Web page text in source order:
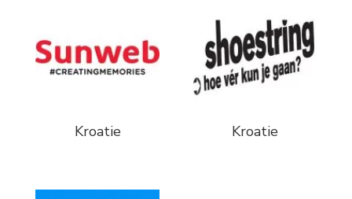
Kroatie Kroatie